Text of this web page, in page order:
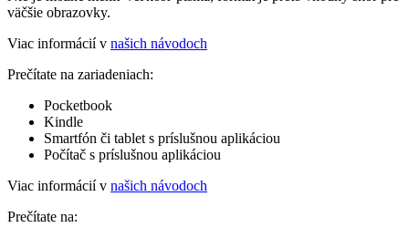
väčšie obrazovky.
Viac informácií v našich návodoch
Prečítate na zariadeniach:
Pocketbook
Kindle
Smartfón či tablet s príslušnou aplikáciou
Počítač s príslušnou aplikáciou
Viac informácií v našich návodoch
Prečítate na: